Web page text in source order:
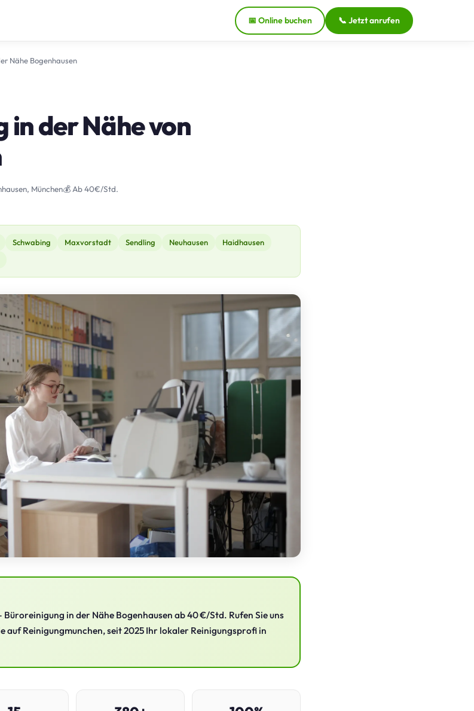
📅 Online buchen 📞 Jetzt anrufen
Nähe Bogenhausen
in der Nähe von
München💰 Ab 40€/Std.
Schwabing Maxvorstadt Sendling Neuhausen
Haidhausen
in der Nähe Bogenhausen ab 40 €/Std. Rufen Sie uns
auf Reinigungmunchen, seit 2025 Ihr lokaler Reinigungsprofi in